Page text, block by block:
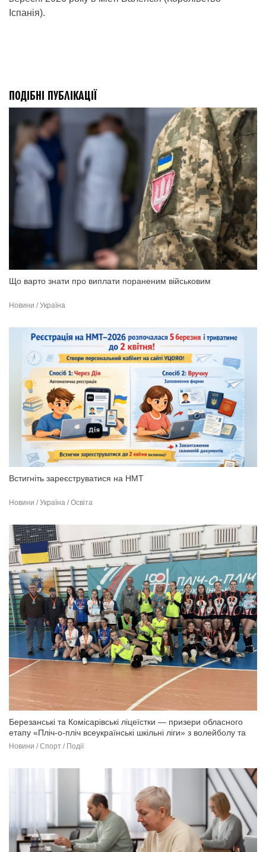
Іспанія).
ПОДІБНІ ПУБЛІКАЦІЇ
Що варто знати про виплати пораненим військовим
Новини / Україна
Встигніть зареєструватися на НМТ
Новини / Україна / Освіта
Березанські та Комісарівські ліцеїстки — призери обласного
етапу «Пліч-о-пліч всеукраїнські шкільні ліги» з волейболу та
баскетболу
Новини / Спорт / Події